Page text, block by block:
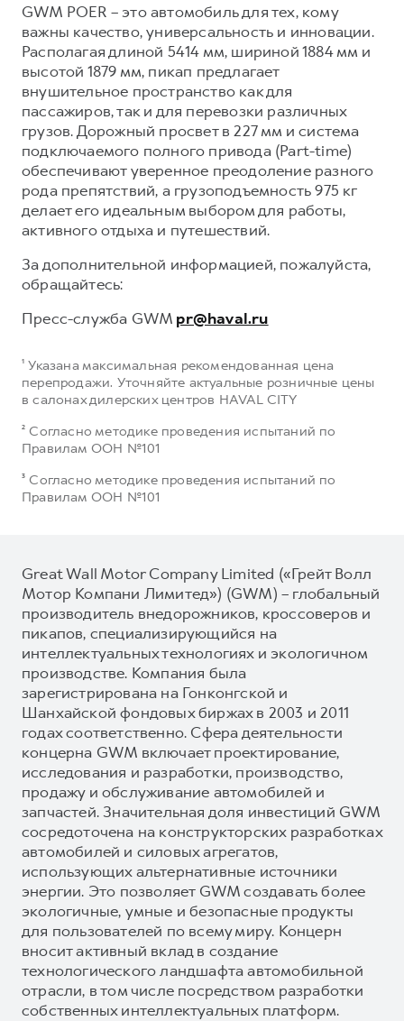
GWM POER – это автомобиль для тех, кому
важны качество, универсальность и инновации.
Располагая длиной 5414 мм, шириной 1884 мм и
высотой 1879 мм, пикап предлагает
внушительное пространство как для
пассажиров, так и для перевозки различных
грузов. Дорожный просвет в 227 мм и система
подключаемого полного привода (Part-time)
обеспечивают уверенное преодоление разного
рода препятствий, а грузоподъемность 975 кг
делает его идеальным выбором для работы,
активного отдыха и путешествий.
За дополнительной информацией, пожалуйста,
обращайтесь:
Пресс-служба GWM pr@haval.ru
¹ Указана максимальная рекомендованная цена
перепродажи. Уточняйте актуальные розничные цены
в салонах дилерских центров HAVAL CITY
² Согласно методике проведения испытаний по
Правилам ООН №101
³ Согласно методике проведения испытаний по
Правилам ООН №101
Great Wall Motor Company Limited («Грейт Волл
Мотор Компани Лимитед») (GWM) – глобальный
производитель внедорожников, кроссоверов и
пикапов, специализирующийся на
интеллектуальных технологиях и экологичном
производстве. Компания была
зарегистрирована на Гонконгской и
Шанхайской фондовых биржах в 2003 и 2011
годах соответственно. Сфера деятельности
концерна GWM включает проектирование,
исследования и разработки, производство,
продажу и обслуживание автомобилей и
запчастей. Значительная доля инвестиций GWM
сосредоточена на конструкторских разработках
автомобилей и силовых агрегатов,
использующих альтернативные источники
энергии. Это позволяет GWM создавать более
экологичные, умные и безопасные продукты
для пользователей по всему миру. Концерн
вносит активный вклад в создание
технологического ландшафта автомобильной
отрасли, в том числе посредством разработки
собственных интеллектуальных платформ.